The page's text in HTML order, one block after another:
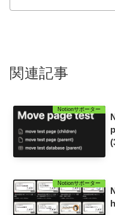
関連記事
Notionサポーター
Notionサポーター